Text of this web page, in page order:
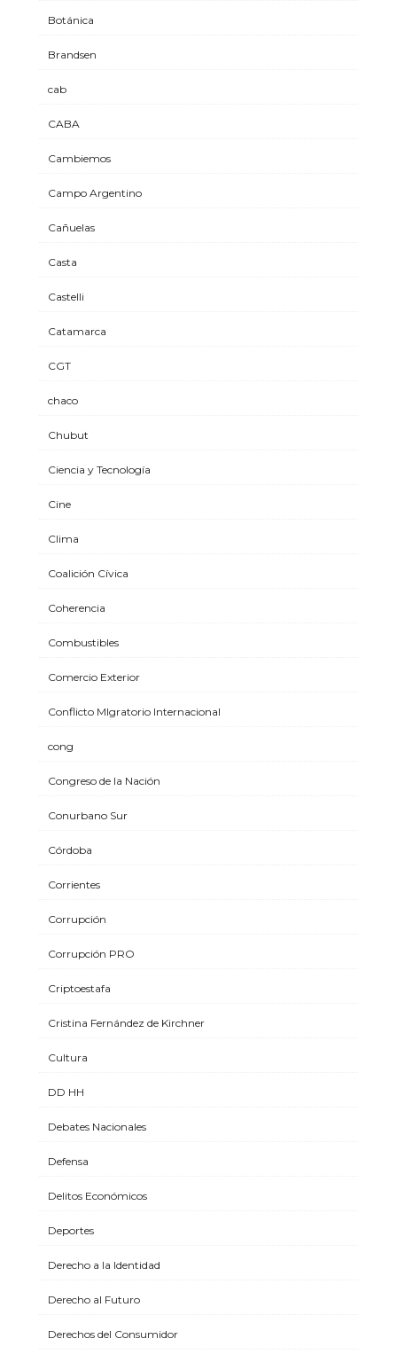
Botánica
Brandsen
cab
CABA
Cambiemos
Campo Argentino
Cañuelas
Casta
Castelli
Catamarca
CGT
chaco
Chubut
Ciencia y Tecnología
Cine
Clima
Coalición Cívica
Coherencia
Combustibles
Comercio Exterior
Conflicto MIgratorio Internacional
cong
Congreso de la Nación
Conurbano Sur
Córdoba
Corrientes
Corrupción
Corrupción PRO
Criptoestafa
Cristina Fernández de Kirchner
Cultura
DD HH
Debates Nacionales
Defensa
Delitos Económicos
Deportes
Derecho a la Identidad
Derecho al Futuro
Derechos del Consumidor